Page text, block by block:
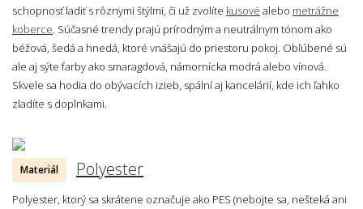
schopnosť ladiť s rôznymi štýlmi, či už zvolíte kusové alebo metrážne
koberce . Súčasné trendy prajú prírodným a neutrálnym tónom ako
béžová, šedá a hnedá, ktoré vnášajú do priestoru pokoj. Obľúbené sú
ale aj sýte farby ako smaragdová, námornícka modrá alebo vínová.
Skvele sa hodia do obývacích izieb, spální aj kancelárií, kde ich ľahko
zladíte s doplnkami.
Materiál Polyester
Polyester, ktorý sa skrátene označuje ako PES (nebojte sa, nešteká ani